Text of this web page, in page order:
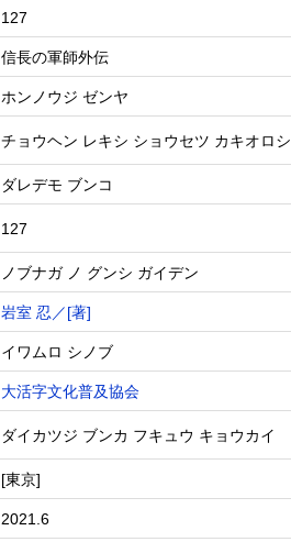
127
信長の軍師外伝
ホンノウジ ゼンヤ
チョウヘン レキシ ショウセツ カキオロシ
ダレデモ ブンコ
127
ノブナガ ノ グンシ ガイデン
岩室 忍／[著]
イワムロ シノブ
大活字文化普及協会
ダイカツジ ブンカ フキュウ キョウカイ
[東京]
2021.6